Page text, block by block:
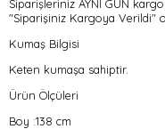
Siparişleriniz AYNI GÜN
"Siparişiniz Kargoya Verildi"
Kumaş Bilgisi
Keten kumaşa sahiptir.
Ürün Ölçüleri
Boy :138 cm